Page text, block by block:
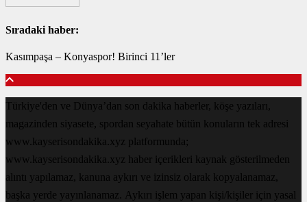
Sıradaki haber:
Kasımpaşa – Konyaspor! Birinci 11’ler
Türkiye'den ve Dünya’dan son dakika haberler, köşe yazıları,
magazinden siyasete, spordan seyahate bütün konuların tek adresi
www.kayserisondakika.xyz platformunda;
www.kayserisondakika.xyz haber içerikleri kaynak gösterilmeden
alıntı yapılamaz, kanuna aykırı ve izinsiz olarak kopyalanamaz,
başka yerde yayınlanamaz. Aykırı işlem yapan kişi/kişiler için yasal